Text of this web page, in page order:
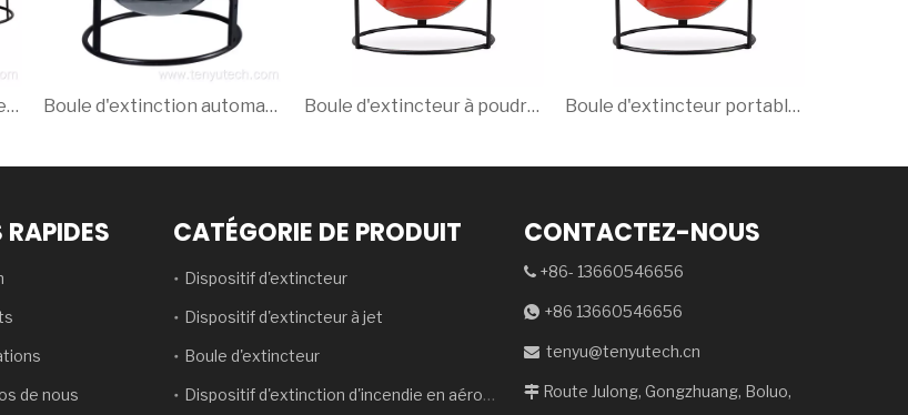
Boule d'extincteur haute efficacité de 2,8 kg - Solution de sécurité incendie miniature et portable Boule d'extinction automatique intelligente pour maisons, bureaux et entrepôts 2,0 kg de mousse de poudre sèche rouge CE ISO9001 Ty01-2000b Tenyu Boule d'extincteur à poudre sèche ABC haute efficacité de 1,3 kg - Portable et polyvalent, parfait pour la sécurité de la maison et du bureau Boule d'extincteur portable de 1,2 kg chargée de poudre chimique sèche ABC à 90 % pour éteindre rapidement les incendies.
RAPIDES
de nous
CATÉGORIE DE PRODUIT
Dispositif d'extincteur
Dispositif d'extincteur à jet
Boule d'extincteur
Dispositif d'extinction d'incendie en aérosol
CONTACTEZ-NOUS
+86- 13660546656
 +86 13660546656
 tenyu@tenyutech.cn
Route Julong, Gongzhuang, Boluo,